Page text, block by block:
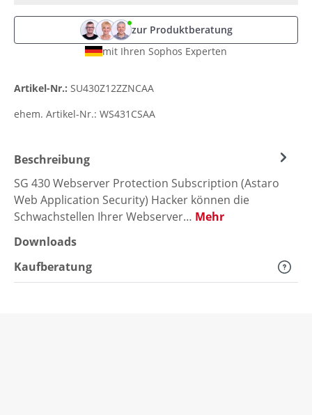
zur Produktberatung
mit Ihren Sophos Experten
Artikel-Nr.: SU430Z12ZZNCAA
ehem. Artikel-Nr.: WS431CSAA
Beschreibung
SG 430 Webserver Protection Subscription (Astaro
Web Application Security) Hacker können die
Schwachstellen Ihrer Webserver… Mehr
Downloads
Kaufberatung